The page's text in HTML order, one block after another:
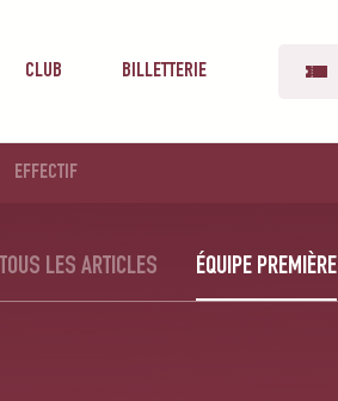
CLUB BILLETTERIE
EFFECTIF
TOUS LES ARTICLES ÉQUIPE PREMIÈRE